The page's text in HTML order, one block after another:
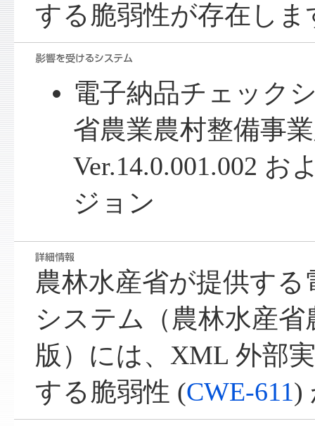
する脆弱性が存在しま
電子納品チェック
省農業農村整備事
Ver.14.0.001.002 お
ジョン
農林水産省が提供す
システム（農林水産
版）には、XML 外部
する脆弱性 (CWE-611)